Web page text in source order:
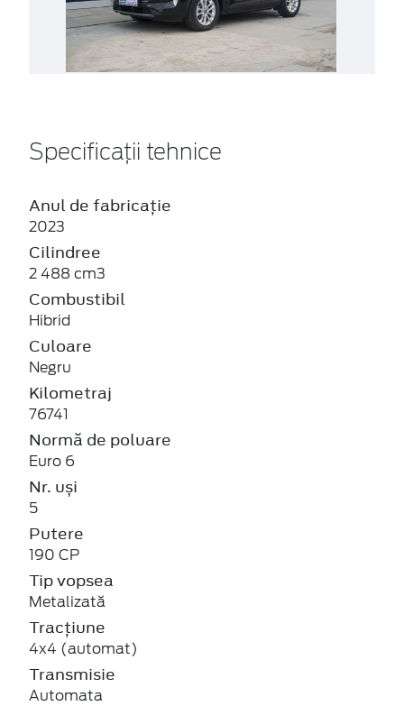
Specificații tehnice
Anul de fabricație
2023
Cilindree
2 488 cm3
Combustibil
Hibrid
Culoare
Negru
Kilometraj
76741
Normă de poluare
Euro 6
Nr. uși
5
Putere
190 CP
Tip vopsea
Metalizată
Tracțiune
4x4 (automat)
Transmisie
Automata